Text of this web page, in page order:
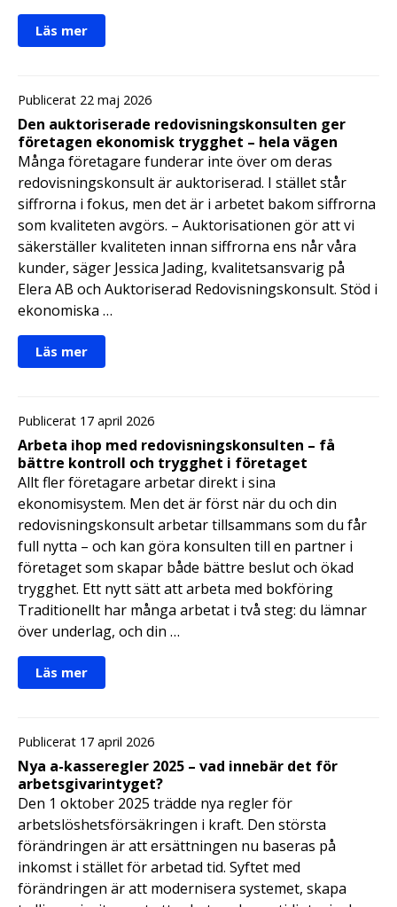
Läs mer
Publicerat 22 maj 2026
Den auktoriserade redovisningskonsulten ger
företagen ekonomisk trygghet – hela vägen
Många företagare funderar inte över om deras
redovisningskonsult är auktoriserad. I stället står
siffrorna i fokus, men det är i arbetet bakom siffrorna
som kvaliteten avgörs. – Auktorisationen gör att vi
säkerställer kvaliteten innan siffrorna ens når våra
kunder, säger Jessica Jading, kvalitetsansvarig på
Elera AB och Auktoriserad Redovisningskonsult. Stöd i
ekonomiska …
Läs mer
Publicerat 17 april 2026
Arbeta ihop med redovisningskonsulten – få
bättre kontroll och trygghet i företaget
Allt fler företagare arbetar direkt i sina
ekonomisystem. Men det är först när du och din
redovisningskonsult arbetar tillsammans som du får
full nytta – och kan göra konsulten till en partner i
företaget som skapar både bättre beslut och ökad
trygghet. Ett nytt sätt att arbeta med bokföring
Traditionellt har många arbetat i två steg: du lämnar
över underlag, och din …
Läs mer
Publicerat 17 april 2026
Nya a-kasseregler 2025 – vad innebär det för
arbetsgivarintyget?
Den 1 oktober 2025 trädde nya regler för
arbetslöshetsförsäkringen i kraft. Den största
förändringen är att ersättningen nu baseras på
inkomst i stället för arbetad tid. Syftet med
förändringen är att modernisera systemet, skapa